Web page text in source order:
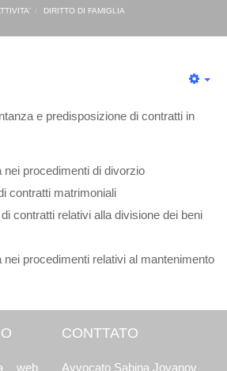
DIRITTO DI FAMIGLIA
e predisposizione di contratti in
nei procedimenti di divorzio
contratti matrimoniali
contratti relativi alla divisione dei beni
nei procedimenti relativi al mantenimento
web
CONTTATO
Avvocato Sabina Jovanov